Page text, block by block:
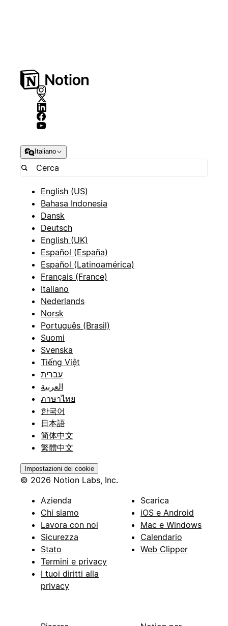
Italiano
English (US)
Bahasa Indonesia
Dansk
Deutsch
English (UK)
Español (España)
Español (Latinoamérica)
Français (France)
Italiano
Nederlands
Norsk
Português (Brasil)
Suomi
Svenska
Tiếng Việt
עברית
العربية
ภาษาไทย
한국어
日本語
简体中文
繁體中文
Impostazioni dei cookie
© 2026 Notion Labs, Inc.
Azienda
Chi siamo
Lavora con noi
Sicurezza
Stato
Termini e privacy
I tuoi diritti alla
privacy
Scarica
iOS e Android
Mac e Windows
Calendario
Web Clipper